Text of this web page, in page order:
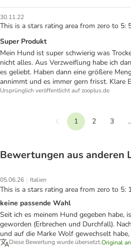
30.11.22
This is a stars rating area from zero to 5:
Super Produkt
Mein Hund ist super schwierig was
nicht alles. Aus Verzweiflung habe ich
es geliebt. Haben dann eine größere
annimmt und es immer gern frisst. Klare
Ursprünglich veröffentlicht auf zooplus.de
Vorherige
1 2 3
Bewertungen aus anderen
05.06.26 | Italien
This is a stars rating area from zero to 5:
keine passende Wahl
Seit ich es meinem Hund gegeben habe,
geworden (Erbrechen und Durchfall).
und auf die Marke Wolf gewechselt
Diese Bewertung wurde übersetzt.Original